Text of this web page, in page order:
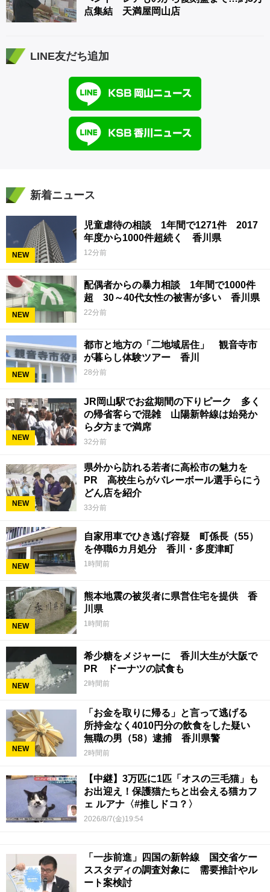
点集結 天満屋岡山店
LINE友だち追加
新着ニュース
NEW
児童虐待の相談 1年間で1271件 2017
年度から1000件超続く 香川県
12分前
NEW
配偶者からの暴力相談 1年間で1000件
超 30～40代女性の被害が多い 香川県
22分前
NEW
都市と地方の「二地域居住」 観音寺市
が暮らし体験ツアー 香川
28分前
NEW
JR岡山駅でお盆期間の下りピーク 多く
の帰省客らで混雑 山陽新幹線は始発か
ら夕方まで満席
32分前
NEW
県外から訪れる若者に高松市の魅力を
PR 高校生らがバレーボール選手らにう
どん店を紹介
33分前
NEW
自家用車でひき逃げ容疑 町係長（55）
を停職6カ月処分 香川・多度津町
1時間前
NEW
熊本地震の被災者に県営住宅を提供 香
川県
1時間前
NEW
希少糖をメジャーに 香川大生が大阪で
PR ドーナツの試食も
2時間前
NEW
「お金を取りに帰る」と言って逃げる
所持金なく4010円分の飲食をした疑い
無職の男（58）逮捕 香川県警
2時間前
【中継】3万匹に1匹「オスの三毛猫」も
お出迎え！保護猫たちと出会える猫カフ
ェ ルアナ〈#推しドコ？〉
2026/8/7(金)19:54
「一歩前進」四国の新幹線 国交省ケー
ススタディの調査対象に 需要推計やル
ート案検討